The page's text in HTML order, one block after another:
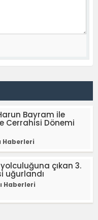
Bayram ile
Cerrahisi Dönemi
Haberleri
çıkan 3.
uğurlandı
Haberleri